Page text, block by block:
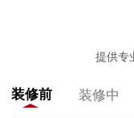
提供专
装修前 装修中